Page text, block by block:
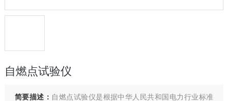
自燃点试验仪
简要描述： 自燃点试验仪是根据中华人民共和国电力行业标准